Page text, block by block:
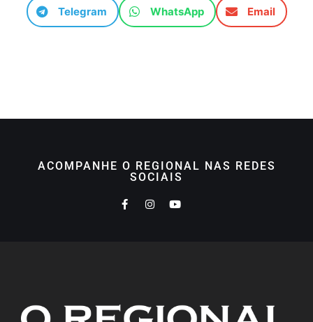
Telegram WhatsApp Email
ACOMPANHE O REGIONAL NAS REDES
SOCIAIS